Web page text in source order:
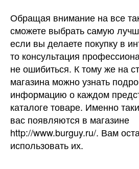
Обращая внимание на все
сможете выбрать самую
если вы делаете покупку в
то консультация
не ошибиться. К тому же на
магазина можно узнать
информацию о каждом
каталоге товаре. Именно
вас появляются в магазине
http://www.burguy.ru/. Вам
использовать их.